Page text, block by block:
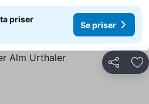
priser
Se priser
Dela